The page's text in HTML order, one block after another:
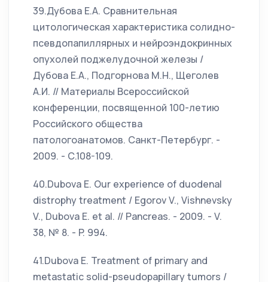
39.Дубова Е.А. Сравнительная
цитологическая характеристика солидно-
псевдопапиллярных и нейроэндокринных
опухолей поджелудочной железы /
Дубова Е.А., Подгорнова М.Н., Щеголев
А.И. // Материалы Всероссийской
конференции, посвященной 100-летию
Российского общества
патологоанатомов. Санкт-Петербург. -
2009. - С.108-109.
40.Dubova Е. Our experience of duodenal
distrophy treatment / Egorov V., Vishnevsky
V., Dubova E. et al. // Pancreas. - 2009. - V.
38, № 8. - P. 994.
41.Dubova E. Treatment of primary and
metastatic solid-pseudopapillary tumors /